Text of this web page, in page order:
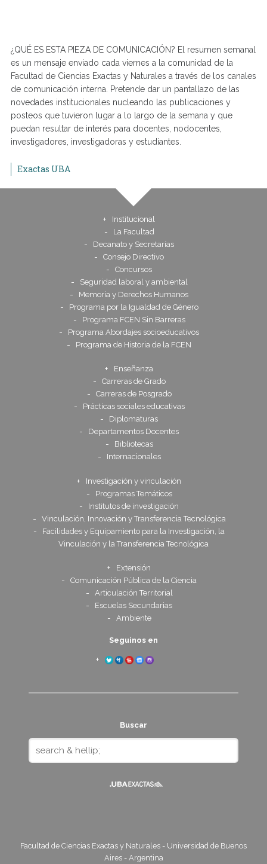
¿QUÉ ES ESTA PIEZA DE COMUNICACIÓN? El resumen semanal
es un mensaje enviado cada viernes a la comunidad de la
Facultad de Ciencias Exactas y Naturales a través de los canales
de comunicación interna. Pretende dar un pantallazo de las
novedades institucionales nucleando las publicaciones y
posteos que tuvieron lugar a lo largo de la semana y que
puedan resultar de interés para docentes, nodocentes,
investigadores, investigadoras y estudiantes.
Exactas UBA
Institucional
La Facultad
Decanato y Secretarías
Consejo Directivo
Concursos
Seguridad laboral y ambiental
Memoria y Derechos Humanos
Programa por la Igualdad de Género
Programa FCEN Sin Barreras
Programa Abordajes socioeducativos
Programa de Historia de la FCEN
Enseñanza
Carreras de Grado
Carreras de Posgrado
Prácticas sociales educativas
Diplomaturas
Departamentos Docentes
Bibliotecas
Internacionales
Investigación y vinculación
Programas Temáticos
Institutos de investigación
Vinculación, Innovación y Transferencia Tecnológica
Facilidades y Equipamiento para la Investigación, la
Vinculación y la Transferencia Tecnológica
Extensión
Comunicación Pública de la Ciencia
Articulación Territorial
Escuelas Secundarias
Ambiente
Seguinos en
Buscar
Facultad de Ciencias Exactas y Naturales - Universidad de Buenos
Aires - Argentina